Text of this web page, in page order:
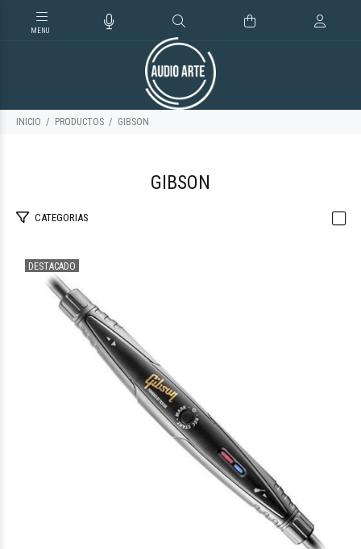
INICIO PRODUCTOS GIBSON
GIBSON
CATEGORIAS
DESTACADO
$153.79000